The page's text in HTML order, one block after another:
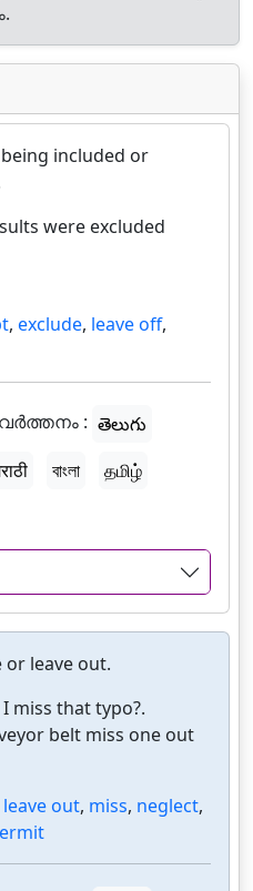
included or
were excluded
, exclude, leave off,
: తెలుగు
বাংলা
தமிழ்
or leave out.
miss that typo?.
belt miss one out
leave out, miss, neglect,